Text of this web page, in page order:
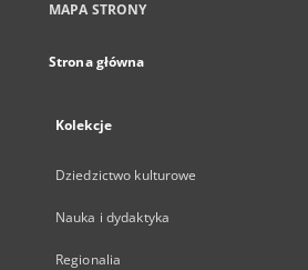
MAPA STRONY
Strona główna
Kolekcje
Dziedzictwo kulturowe
Nauka i dydaktyka
Regionalia